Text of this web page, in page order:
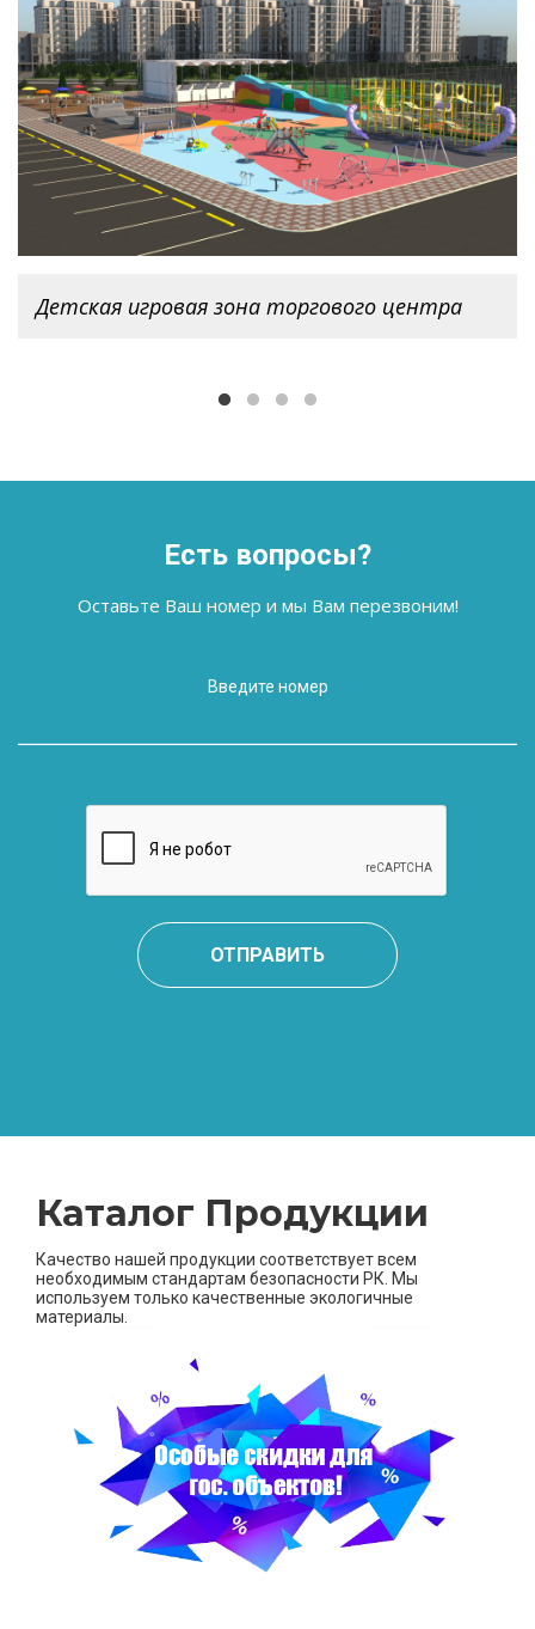
торгового центра
Детская игровая зона торгового центра
Есть вопросы?
Оставьте Ваш номер и мы Вам перезвоним!
ОТПРАВИТЬ
Каталог Продукции
Качество нашей продукции соответствует всем
необходимым стандартам безопасности РК. Мы
используем только качественные экологичные
материалы.